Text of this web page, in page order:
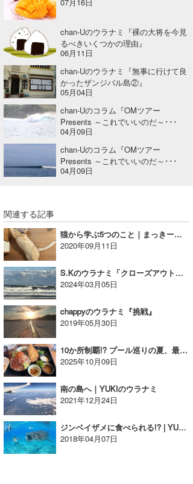
chan-Uのウラナミ『裸の大将を今見
るべきいくつかの理由』
06月11日
chan-Uのウラナミ『無事に行けて良
かったザンジバル島②』
05月04日
chan-Uのコラム『OMツアー
Presents ～これでいいのだ～･･･
04月09日
chan-Uのコラム『OMツアー
Presents ～これでいいのだ～･･･
04月09日
関連する記事
猫から学ぶ5つのこと｜まっきーのウラナミ
2020年09月11日
S.Kのウラナミ「クローズアウト〜っ」
2024年03月05日
chappyのウラナミ『挑戦』
2019年05月30日
10か所制覇!? プール巡りの夏、最後に感じた海の魅力|YUKI☆のウラナミ
2025年10月09日
南の島へ｜YUKIのウラナミ
2021年12月24日
ジンベイザメに食べられる!? | YUKI☆のウラナミ
2018年04月07日